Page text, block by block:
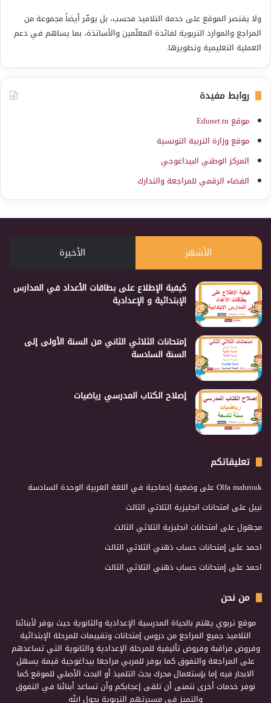
ولا يقتصر الموقع على خدمة التلاميذ فحسب، بل يوفّر أيضاً مجموعة من
المراجع والموارد التربوية لفائدة المعلّمين والأساتذة، بما يساهم في دعم
العملية التعليمية وتطويرها.
روابط مفيدة
موقع Edunet.tn
موقع وزارة التربية التونسية
المركز الوطني البيداغوجي
الفضاء الرقمي للمراجعة والتدارك
الأشهر الأخيرة
كيفية الإطلاع على بطاقات الأعداد في المدارس
الإبتدائية و الإعدادية
إمتحانات الثلاثي الثاني من السنة الأولى إلى
السنة السادسة
إصلاح الكتاب المدرسي رياضيات
تعليقاتكم
Olfa mahroukعلى وضعية إدماجية في اللغة العربية الوحدة السادسة
نبيلعلى امتحانات انجليزية الثلاثي الثالث
مجهولعلى امتحانات انجليزية الثلاثي الثالث
احمدعلى إمتحانات حساب ذهني الثلاثي الثالث
احمدعلى إمتحانات حساب ذهني الثلاثي الثالث
من نحن
موقع تربوي يهتم بالحياة المدرسية الإعدادية والثانوية حيث يوفر لأبنائنا
التلاميذ جميع المراجع من دروس إمتحانات وتقييمات للمرحلة الإبتدائية
وفروض مراقبة وفروض تأليفية للمرحلة الإعدادية والثانوية التي تساعدهم
على المراجعة والتفوق كما يوفر للمربي مراجعا بيداغوجية قيمة يسهل
الابحار فيه إما بإستعمال محرك بحث التلميذ أو البحث الأصلي للموقع كما
نوفر خدمات أخرى نتمنى أن تلقى إعجابكم وأن تساعد أبنائنا في التفوق
والتميز في مسيرتهم التربوية بحول الله